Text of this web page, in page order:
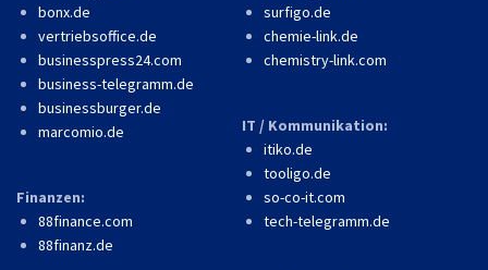
bonx.de
vertriebsoffice.de
businesspress24.com
business-telegramm.de
businessburger.de
marcomio.de
Finanzen:
88finance.com
88finanz.de
surfigo.de
chemie-link.de
chemistry-link.com
IT / Kommunikation:
itiko.de
tooligo.de
so-co-it.com
tech-telegramm.de